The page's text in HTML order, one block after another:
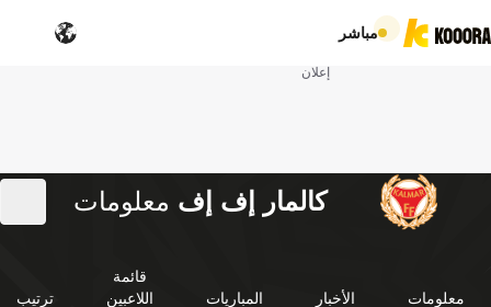
مباشر
إعلان
كالمار إف إف معلومات
معلومات الأخبار المباريات
قائمة
اللاعبين
ترتيب